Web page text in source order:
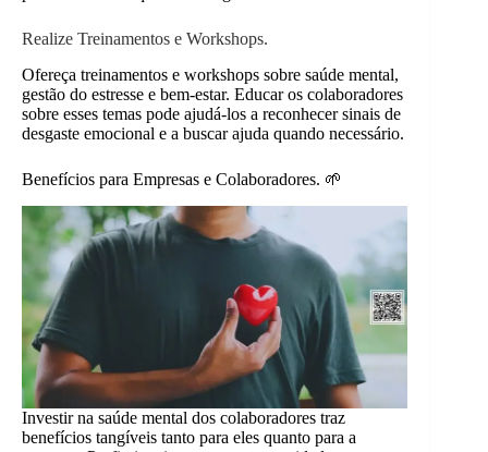
Realize Treinamentos e Workshops.
Ofereça treinamentos e workshops sobre saúde mental,
gestão do estresse e bem-estar. Educar os colaboradores
sobre esses temas pode ajudá-los a reconhecer sinais de
desgaste emocional e a buscar ajuda quando necessário.
Benefícios para Empresas e Colaboradores. 🌱
Investir na saúde mental dos colaboradores traz
benefícios tangíveis tanto para eles quanto para a